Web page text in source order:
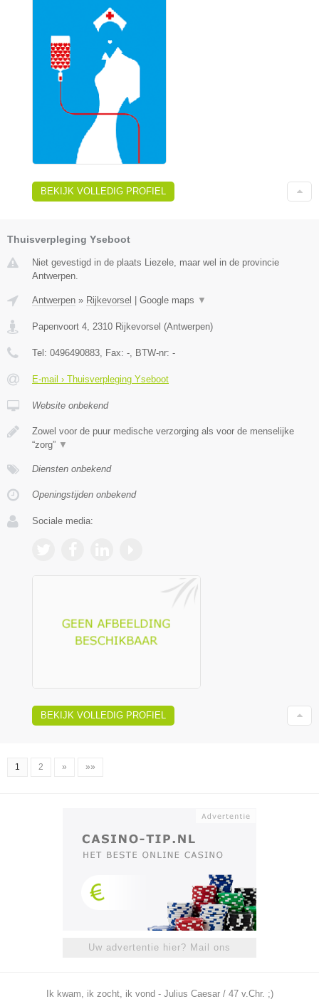
BEKIJK VOLLEDIG PROFIEL
Thuisverpleging Yseboot
Niet gevestigd in de plaats Liezele, maar wel in de provincie
Antwerpen.
Antwerpen » Rijkevorsel Google maps ▼
Papenvoort 4, 2310 Rijkevorsel (Antwerpen)
Tel: 0496490883, Fax: -, BTW-nr: -
E-mail › Thuisverpleging Yseboot
Website onbekend
Zowel voor de puur medische verzorging als voor de menselijke
“zorg” ▼
Diensten onbekend
Openingstijden onbekend
Sociale media:
BEKIJK VOLLEDIG PROFIEL
1 2 » »»
Uw advertentie hier? Mail ons
Ik kwam, ik zocht, ik vond - Julius Caesar / 47 v.Chr. ;)